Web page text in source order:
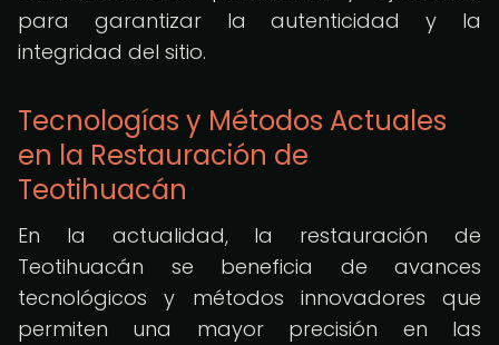
para garantizar la autenticidad y la
integridad del sitio.
Tecnologías y Métodos Actuales
en la Restauración de
Teotihuacán
En la actualidad, la restauración de
Teotihuacán se beneficia de avances
tecnológicos y métodos innovadores que
permiten una mayor precisión en las